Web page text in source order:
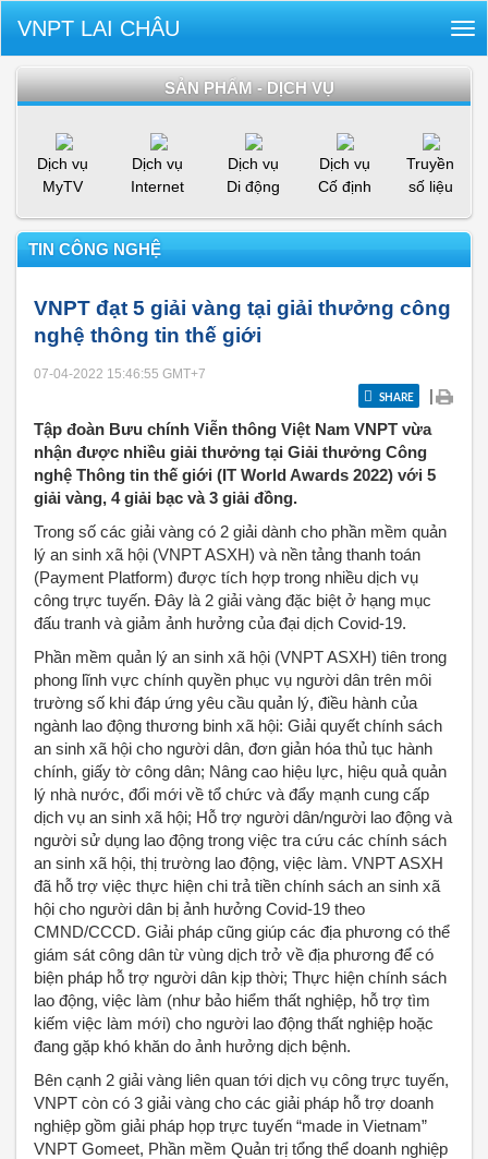
VNPT LAI CHÂU
SẢN PHẨM - DỊCH VỤ
Dịch vụ
MyTV
Dịch vụ
Internet
Dịch vụ
Di động
Dịch vụ
Cố định
Truyền
số liệu
TIN CÔNG NGHỆ
VNPT đạt 5 giải vàng tại giải thưởng công
nghệ thông tin thế giới
07-04-2022 15:46:55 GMT+7
SHARE
|
Tập đoàn Bưu chính Viễn thông Việt Nam VNPT vừa
nhận được nhiều giải thưởng tại Giải thưởng Công
nghệ Thông tin thế giới (IT World Awards 2022) với 5
giải vàng, 4 giải bạc và 3 giải đồng.
Trong số các giải vàng có 2 giải dành cho phần mềm quản
lý an sinh xã hội (VNPT ASXH) và nền tảng thanh toán
(Payment Platform) được tích hợp trong nhiều dịch vụ
công trực tuyến. Đây là 2 giải vàng đặc biệt ở hạng mục
đấu tranh và giảm ảnh hưởng của đại dịch Covid-19.
Phần mềm quản lý an sinh xã hội (VNPT ASXH) tiên trong
phong lĩnh vực chính quyền phục vụ người dân trên môi
trường số khi đáp ứng yêu cầu quản lý, điều hành của
ngành lao động thương binh xã hội: Giải quyết chính sách
an sinh xã hội cho người dân, đơn giản hóa thủ tục hành
chính, giấy tờ công dân; Nâng cao hiệu lực, hiệu quả quản
lý nhà nước, đổi mới về tổ chức và đẩy mạnh cung cấp
dịch vụ an sinh xã hội; Hỗ trợ người dân/người lao động và
người sử dụng lao động trong việc tra cứu các chính sách
an sinh xã hội, thị trường lao động, việc làm. VNPT ASXH
đã hỗ trợ việc thực hiện chi trả tiền chính sách an sinh xã
hội cho người dân bị ảnh hưởng Covid-19 theo
CMND/CCCD. Giải pháp cũng giúp các địa phương có thể
giám sát công dân từ vùng dịch trở về địa phương để có
biện pháp hỗ trợ người dân kịp thời; Thực hiện chính sách
lao động, việc làm (như bảo hiểm thất nghiệp, hỗ trợ tìm
kiếm việc làm mới) cho người lao động thất nghiệp hoặc
đang gặp khó khăn do ảnh hưởng dịch bệnh.
Bên cạnh 2 giải vàng liên quan tới dịch vụ công trực tuyến,
VNPT còn có 3 giải vàng cho các giải pháp hỗ trợ doanh
nghiệp gồm giải pháp họp trực tuyến “made in Vietnam”
VNPT Gomeet, Phần mềm Quản trị tổng thể doanh nghiệp